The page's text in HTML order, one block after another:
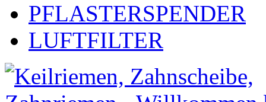
PFLASTERSPENDER
LUFTFILTER